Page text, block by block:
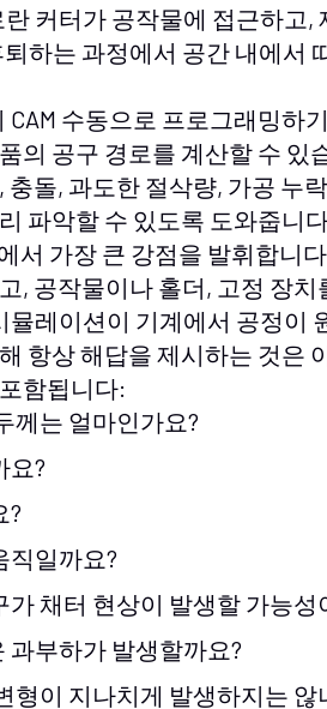
커터가 공작물에 접근하고,
하는 과정에서 공간 내에서
수동으로 프로그래밍하
의 공구 경로를 계산할 수 있
돌, 과도한 절삭량, 가공 누
파악할 수 있도록 도와줍니
서 가장 큰 강점을 발휘합니
, 공작물이나 홀더, 고정 장
레이션이 기계에서 공정이
항상 해답을 제시하는 것은
함됩니다:
께는 얼마인가요?
요?
?
직일까요?
채터 현상이 발생할 가능성
과부하가 발생할까요?
형이 지나치게 발생하지는 않